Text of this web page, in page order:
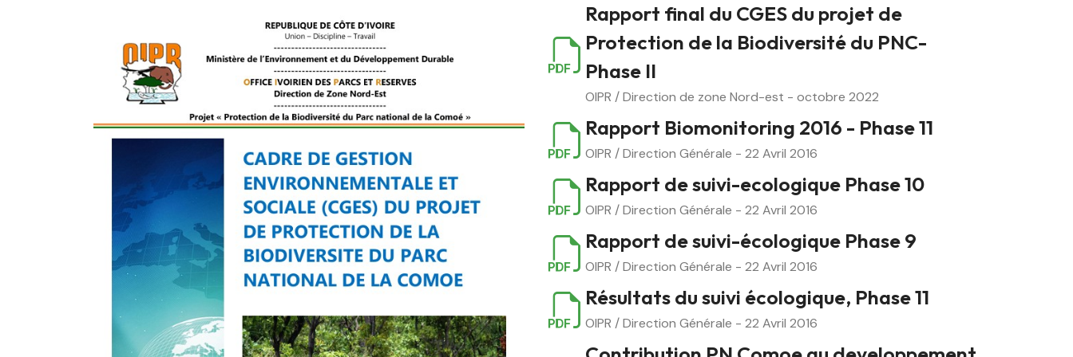
Rapport final du CGES du projet de
Protection de la Biodiversité du PNC-
Phase II
OIPR / Direction de zone Nord-est - octobre 2022
Rapport Biomonitoring 2016 - Phase 11
OIPR / Direction Générale - 22 Avril 2016
Rapport de suivi-ecologique Phase 10
OIPR / Direction Générale - 22 Avril 2016
Rapport de suivi-écologique Phase 9
OIPR / Direction Générale - 22 Avril 2016
Résultats du suivi écologique, Phase 11
OIPR / Direction Générale - 22 Avril 2016